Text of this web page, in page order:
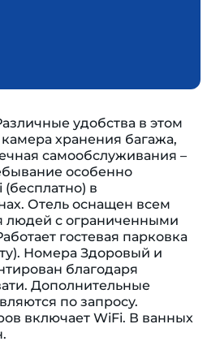
удобства в этом
хранения багажа,
самообслуживания –
особенно
в
Отель оснащен всем
людей с ограниченными
гостевая парковка
Номера Здоровый и
благодаря
Дополнительные
по запросу.
включает WiFi. В ванных